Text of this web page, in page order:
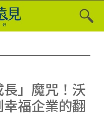
」魔咒！沃
福企業的翻